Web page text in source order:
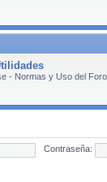
- Normas y Uso del
Contraseña: